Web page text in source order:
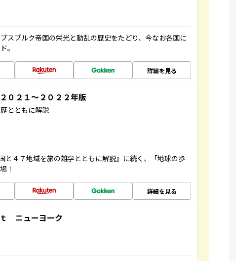
スブルク帝国の栄光と動乱の歴史をたどり、今なお各国に
。
詳細を見る
２１～２０２２年版
とともに解説
と４７地域を旅の雑学とともに解説』に続く、「地球の歩
！
詳細を見る
ニューヨーク